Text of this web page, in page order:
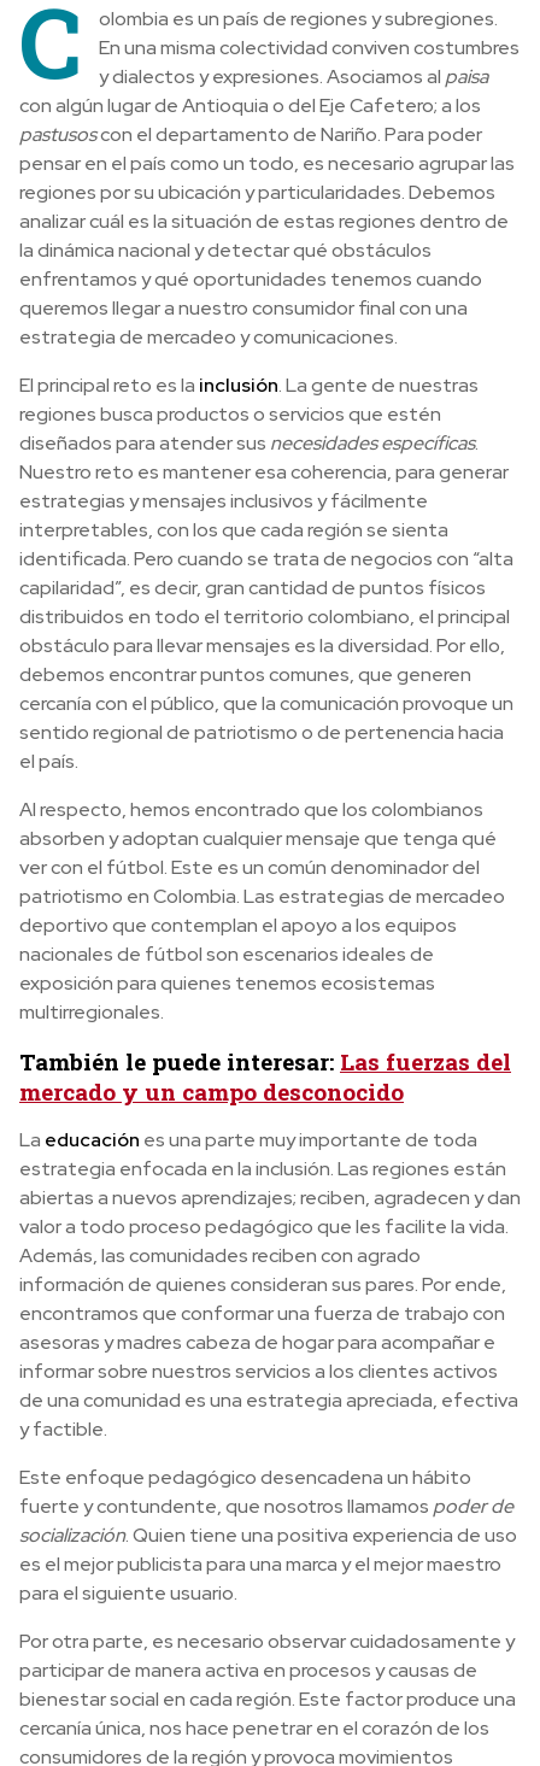
C
olombia es un país de regiones y subregiones.
En una misma colectividad conviven costumbres
y dialectos y expresiones. Asociamos al paisa
con algún lugar de Antioquia o del Eje Cafetero; a los
pastusoscon el departamento de Nariño. Para poder
pensar en el país como un todo, es necesario agrupar las
regiones por su ubicación y particularidades. Debemos
analizar cuál es la situación de estas regiones dentro de
la dinámica nacional y detectar qué obstáculos
enfrentamos y qué oportunidades tenemos cuando
queremos llegar a nuestro consumidor final con una
estrategia de mercadeo y comunicaciones.
El principal reto es la inclusión. La gente de nuestras
regiones busca productos o servicios que estén
diseñados para atender sus necesidades específicas.
Nuestro reto es mantener esa coherencia, para generar
estrategias y mensajes inclusivos y fácilmente
interpretables, con los que cada región se sienta
identificada. Pero cuando se trata de negocios con “alta
capilaridad”, es decir, gran cantidad de puntos físicos
distribuidos en todo el territorio colombiano, el principal
obstáculo para llevar mensajes es la diversidad. Por ello,
debemos encontrar puntos comunes, que generen
cercanía con el público, que la comunicación provoque un
sentido regional de patriotismo o de pertenencia hacia
el país.
Al respecto, hemos encontrado que los colombianos
absorben y adoptan cualquier mensaje que tenga qué
ver con el fútbol. Este es un común denominador del
patriotismo en Colombia. Las estrategias de mercadeo
deportivo que contemplan el apoyo a los equipos
nacionales de fútbol son escenarios ideales de
exposición para quienes tenemos ecosistemas
multirregionales.
También le puede interesar: Las fuerzas del
mercado y un campo desconocido
La educación es una parte muy importante de toda
estrategia enfocada en la inclusión. Las regiones están
abiertas a nuevos aprendizajes; reciben, agradecen y dan
valor a todo proceso pedagógico que les facilite la vida.
Además, las comunidades reciben con agrado
información de quienes consideran sus pares. Por ende,
encontramos que conformar una fuerza de trabajo con
asesoras y madres cabeza de hogar para acompañar e
informar sobre nuestros servicios a los clientes activos
de una comunidad es una estrategia apreciada, efectiva
y factible.
Este enfoque pedagógico desencadena un hábito
fuerte y contundente, que nosotros llamamos poder de
socialización. Quien tiene una positiva experiencia de uso
es el mejor publicista para una marca y el mejor maestro
para el siguiente usuario.
Por otra parte, es necesario observar cuidadosamente y
participar de manera activa en procesos y causas de
bienestar social en cada región. Este factor produce una
cercanía única, nos hace penetrar en el corazón de los
consumidores de la región y provoca movimientos